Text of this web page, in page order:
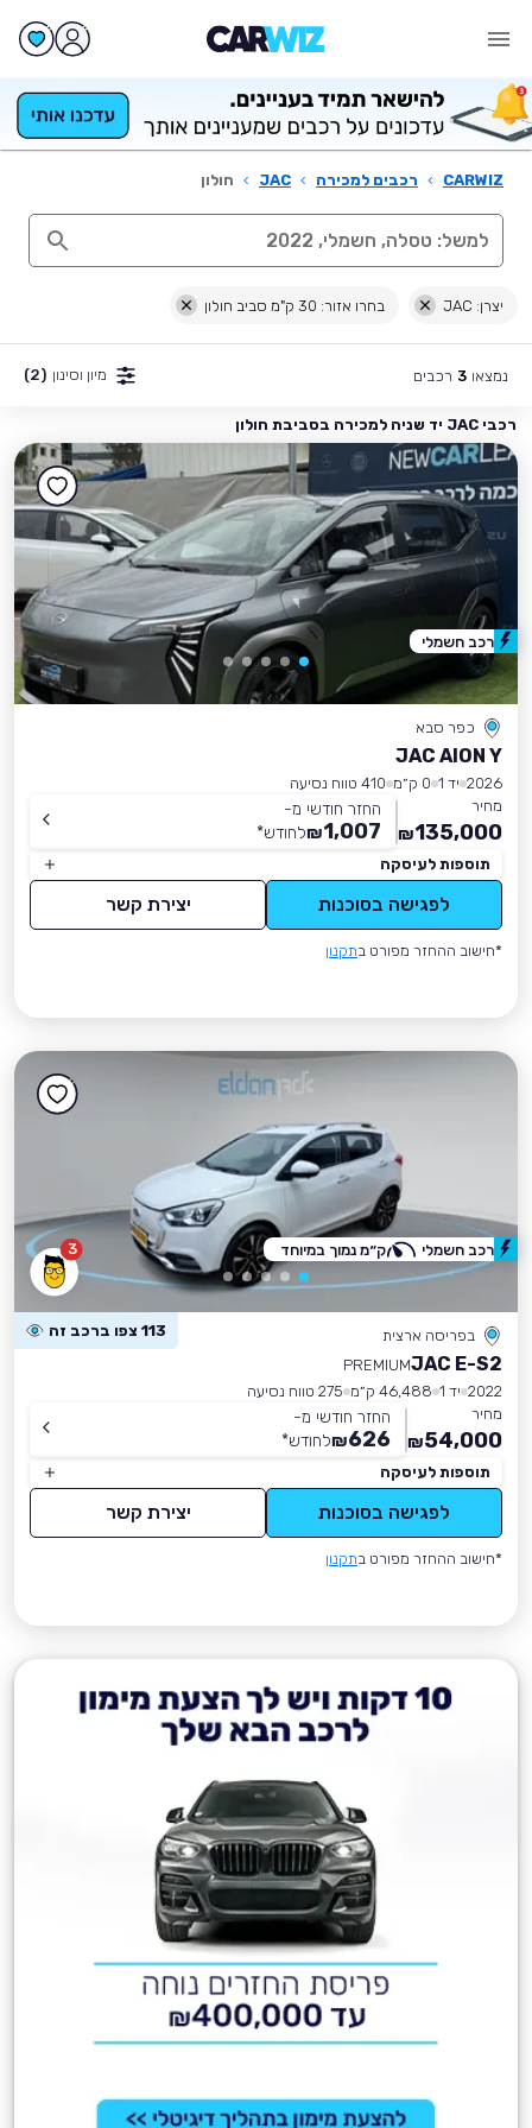
CARWIZ
› רכבים למכירה ›
JAC
› חולון
יצרן: JAC בחרו אזור: 30 ק"מ סביב חולון
נמצאו 3 רכבים מיון וסינון (2)
רכבי JAC יד שניה למכירה בסביבת חולון
כפר סבא
JAC AION Y
2026 יד 1 0 ק״מ
410 טווח נסיעה
מחיר
135,000
₪
החזר חודשי מ-
1,007
₪לחודש*
תוספות לעיסקה
לפגישה בסוכנות יצירת קשר
*חישוב ההחזר מפורט בתקנון
רכב חשמלי
3
בפריסה ארצית 113 צפו ברכב זה
JAC E-S2
PREMIUM
2022 יד 1 46,488 ק״מ
275 טווח נסיעה
מחיר
54,000
₪
החזר חודשי מ-
626
₪לחודש*
תוספות לעיסקה
לפגישה בסוכנות יצירת קשר
*חישוב ההחזר מפורט בתקנון
רכב חשמלי ק״מ נמוך במיוחד